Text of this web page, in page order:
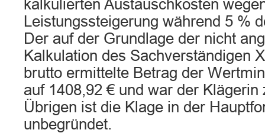
kalkulierten Austauschkosten
Leistungssteigerung während 5 %
Der auf der Grundlage der nicht
Kalkulation des Sachverständigen
brutto ermittelte Betrag der
auf 1408,92 € und war der
Übrigen ist die Klage in der
unbegründet.